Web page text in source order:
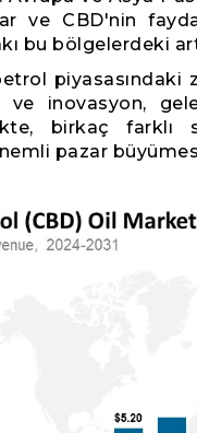
ve CBD'nin
bu bölgelerdeki
piyasasındaki
ve inovasyon,
birkaç farklı
pazar